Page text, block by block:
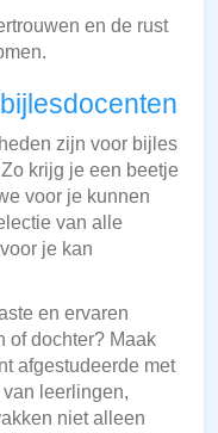
en de rust
zijn voor bijles
krijg je een beetje
voor je kunnen
van alle
je kan
en ervaren
of dochter? Maak
afgestudeerde met
leerlingen,
niet alleen